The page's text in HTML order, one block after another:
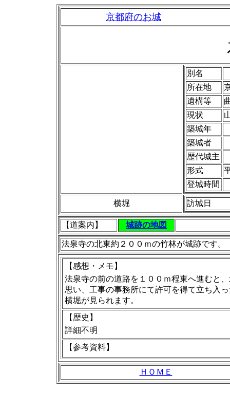
京都府のお城
別名
所在地
遺構等
現状
築城年
築城者
歴代城主
形式
登城時間
横堀 訪城日
【道案内】 城跡の地図
法泉寺の北東約２００ｍの竹林が城跡です。
【感想・メモ】
法泉寺の前の道路を１００ｍ程東へ進むと
思い、工事の事務所にて許可を得て立ち入
横堀が見られます。
【歴史】
詳細不明
【参考資料】
ＨＯＭＥ